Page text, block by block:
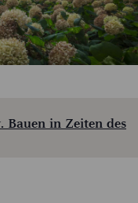
in Zeiten des